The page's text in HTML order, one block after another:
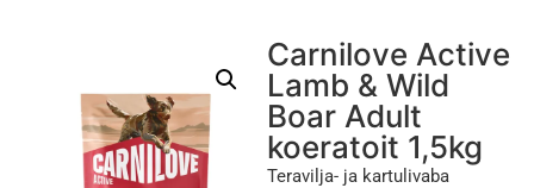
Carnilove Active
Lamb & Wild
Boar Adult
koeratoit 1,5kg
Teravilja- ja kartulivaba